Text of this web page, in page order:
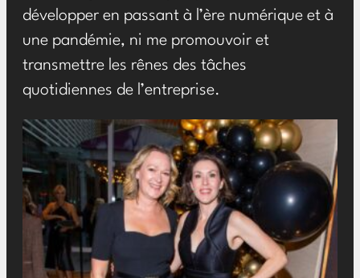
développer en passant à l’ère numérique et à
une pandémie, ni me promouvoir et
transmettre les rênes des tâches
quotidiennes de l’entreprise.